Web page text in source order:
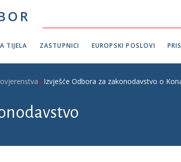
TIJELA ZASTUPNICI EUROPSKI POSLOVI
Izvješće Odbora za zakonodavstvo o